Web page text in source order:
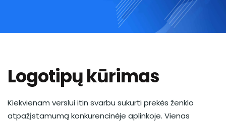
Logotipų kūrimas
Kiekvienam verslui itin svarbu sukurti prekės ženklo
atpažįstamumą konkurencinėje aplinkoje. Vienas